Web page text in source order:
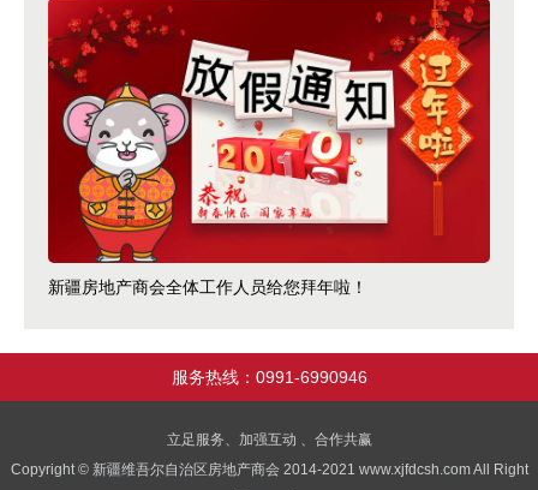
新疆房地产商会全体工作人员给您拜年啦！
服务热线：0991-6990946
立足服务、加强互动 、合作共赢
Copyright © 新疆维吾尔自治区房地产商会 2014-2021 www.xjfdcsh.com All Right